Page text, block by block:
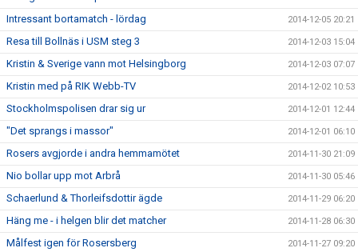
Intressant bortamatch - lördag 2014-12-05 20:21
Resa till Bollnäs i USM steg 3 2014-12-03 15:04
Kristin & Sverige vann mot Helsingborg 2014-12-03 07:07
Kristin med på RIK Webb-TV 2014-12-02 10:53
Stockholmspolisen drar sig ur 2014-12-01 12:44
"Det sprangs i massor" 2014-12-01 06:10
Rosers avgjorde i andra hemmamötet 2014-11-30 21:09
Nio bollar upp mot Arbrå 2014-11-30 05:46
Schaerlund & Thorleifsdottir ägde 2014-11-29 06:20
Häng me - i helgen blir det matcher 2014-11-28 06:30
Målfest igen för Rosersberg 2014-11-27 09:20